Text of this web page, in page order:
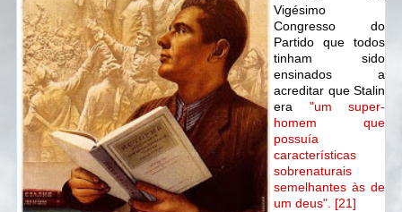
Vigésimo
Congresso do
Partido que todos
tinham sido
ensinados a
acreditar que Stalin
era "um super-
homem que
possuía
características
sobrenaturais
semelhantes às de
um deus". [21]